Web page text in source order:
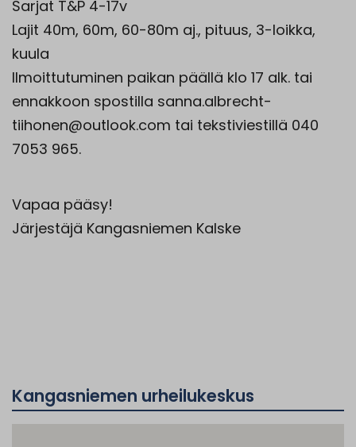
Sarjat T&P 4-17v
Lajit 40m, 60m, 60-80m aj., pituus, 3-loikka,
kuula
Ilmoittutuminen paikan päällä klo 17 alk. tai
ennakkoon spostilla sanna.albrecht-
tiihonen@outlook.com tai tekstiviestillä 040
7053 965.
Vapaa pääsy!
Järjestäjä Kangasniemen Kalske
Kangasniemen urheilukeskus